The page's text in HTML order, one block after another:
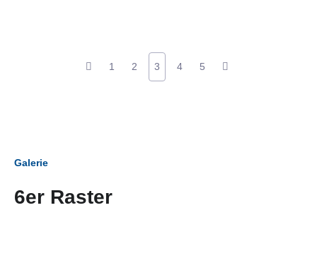
1 2 3 4 5
Galerie
6er Raster